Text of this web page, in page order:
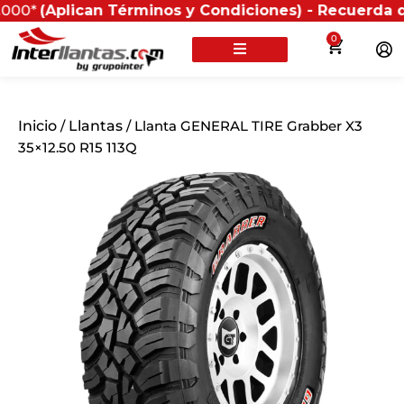
Términos y Condiciones) - Recuerda que
0
Inicio / Llantas / Llanta GENERAL TIRE Grabber X3
35×12.50 R15 113Q